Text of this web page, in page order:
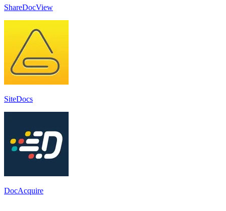
ShareDocView
SiteDocs
DocAcquire